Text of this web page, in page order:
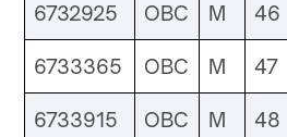
6732925 OBC M 46
6733365 OBC M 47
6733915 OBC M 48